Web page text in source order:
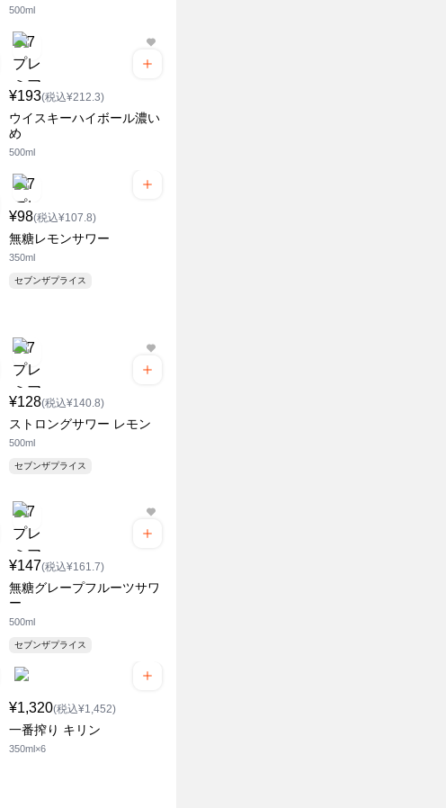
500ml
¥193(税込¥212.3)
ウイスキーハイボール濃い
め
500ml
¥98(税込¥107.8)
無糖レモンサワー
350ml
セブンザプライス
¥128(税込¥140.8)
ストロングサワー レモン
500ml
セブンザプライス
¥147(税込¥161.7)
無糖グレープフルーツサワ
ー
500ml
セブンザプライス
¥1,320(税込¥1,452)
一番搾り キリン
350ml×6